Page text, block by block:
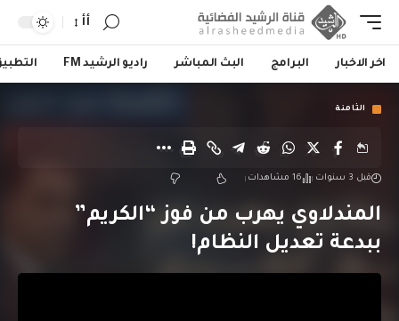
أأ
اخر الاخبار البرامج البث المباشر راديو الرشيد FM
الثامنة
قبل 3 سنوات 16 مشاهدات
المندلاوي يهرب من فوز “الكريم”
ببدعة تعديل النظام!